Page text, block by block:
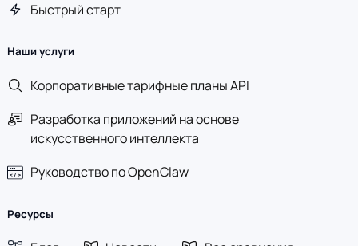
Быстрый старт
Наши услуги
Корпоративные тарифные планы API
Разработка приложений на основе
искусственного интеллекта
Руководство по OpenClaw
Ресурсы